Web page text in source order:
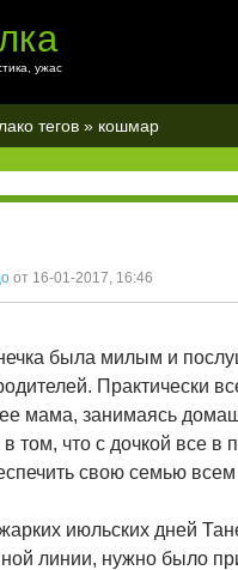
ужас
тегов » кошмар
от 16-01-2017, 16:46
была милым и
Практически
мама, занимаясь
том, что с дочкой все
свою семью
июльских дней
линии, нужно было